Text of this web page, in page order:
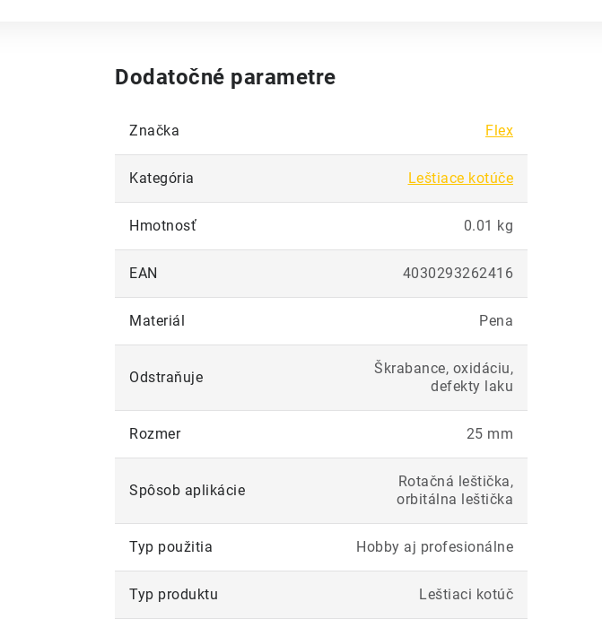
Dodatočné parametre
Značka Flex
Kategória Leštiace kotúče
Hmotnosť 0.01 kg
EAN 4030293262416
Materiál Pena
Odstraňuje
Škrabance, oxidáciu,
defekty laku
Rozmer 25 mm
Spôsob aplikácie
Rotačná leštička,
orbitálna leštička
Typ použitia Hobby aj profesionálne
Typ produktu Leštiaci kotúč